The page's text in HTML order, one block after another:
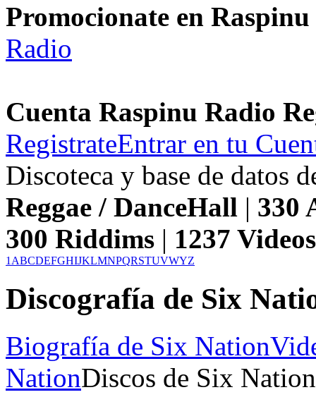
Promocionate en
Radio
Cuenta Raspinu Radio
RegistrateEntrar en tu
Discoteca y base de datos
Reggae / DanceHall | 330
300 Riddims | 1237
1 ABCDEFGHIJKLMNPQRSTUVWYZ
Discografía de Six
Biografía de Six Nation
NationDiscos de Six